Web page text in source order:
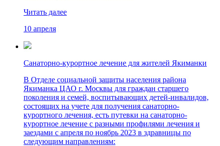
Читать далее
10 апреля
Санаторно-курортное лечение для жителей Якиманки
В Отделе социальной защиты населения района
Якиманка ЦАО г. Москвы для граждан старшего
поколения и семей, воспитывающих детей-инвалидов,
состоящих на учете для получения санаторно-
курортного лечения, есть путевки на санаторно-
курортное лечение с разными профилями лечения и
заездами с апреля по ноябрь 2023 в здравницы по
следующим направлениям: